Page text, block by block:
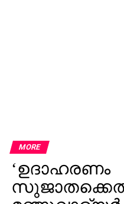
MORE
‘ഉദാഹരണം